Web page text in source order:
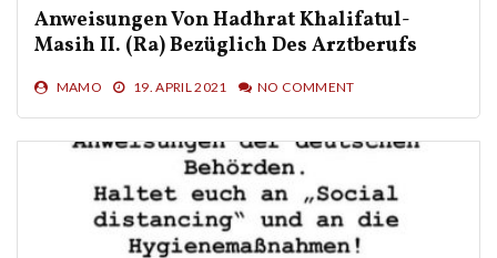
Anweisungen Von Hadhrat Khalifatul-
Masih II. (ra) Bezüglich Des Arztberufs
MAMO 19. APRIL 2021 NO COMMENT